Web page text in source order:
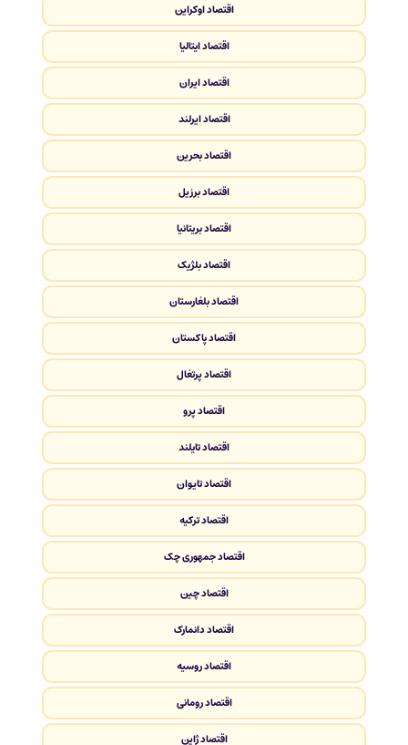
اقتصاد اوکراین
اقتصاد ایتالیا
اقتصاد ایران
اقتصاد ایرلند
اقتصاد بحرین
اقتصاد برزیل
اقتصاد بریتانیا
اقتصاد بلژیک
اقتصاد بلغارستان
اقتصاد پاکستان
اقتصاد پرتغال
اقتصاد پرو
اقتصاد تایلند
اقتصاد تایوان
اقتصاد ترکیه
اقتصاد جمهوری چک
اقتصاد چین
اقتصاد دانمارک
اقتصاد روسیه
اقتصاد رومانی
اقتصاد ژاپن